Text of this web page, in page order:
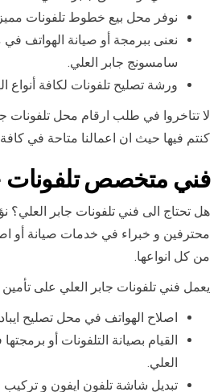
نوفر محل بيع خطوط تلفونات
نعنى ببرمجة أو صيانة الهواتف
سامسونج جابر العلي.
ورشة تصليح تلفونات لكافة أنواع
لا تتاخروا في طلب ارقام محل تلفونات
كنتم فيها حيث ان اعمالنا متاحة في
فني متخصص تلفونات
هل تحتاج الى فني تلفونات جابر العلي؟
محترفين و خبراء في خدمات صيانة أو
من كل انواعها.
يعمل فني تلفونات جابر العلي على تأمين
اصلاح الهواتف في محل تصليح
القيام بصيانة التلفونات أو
العلي.
تبديل شاشة تلفون ايفون و تركيب